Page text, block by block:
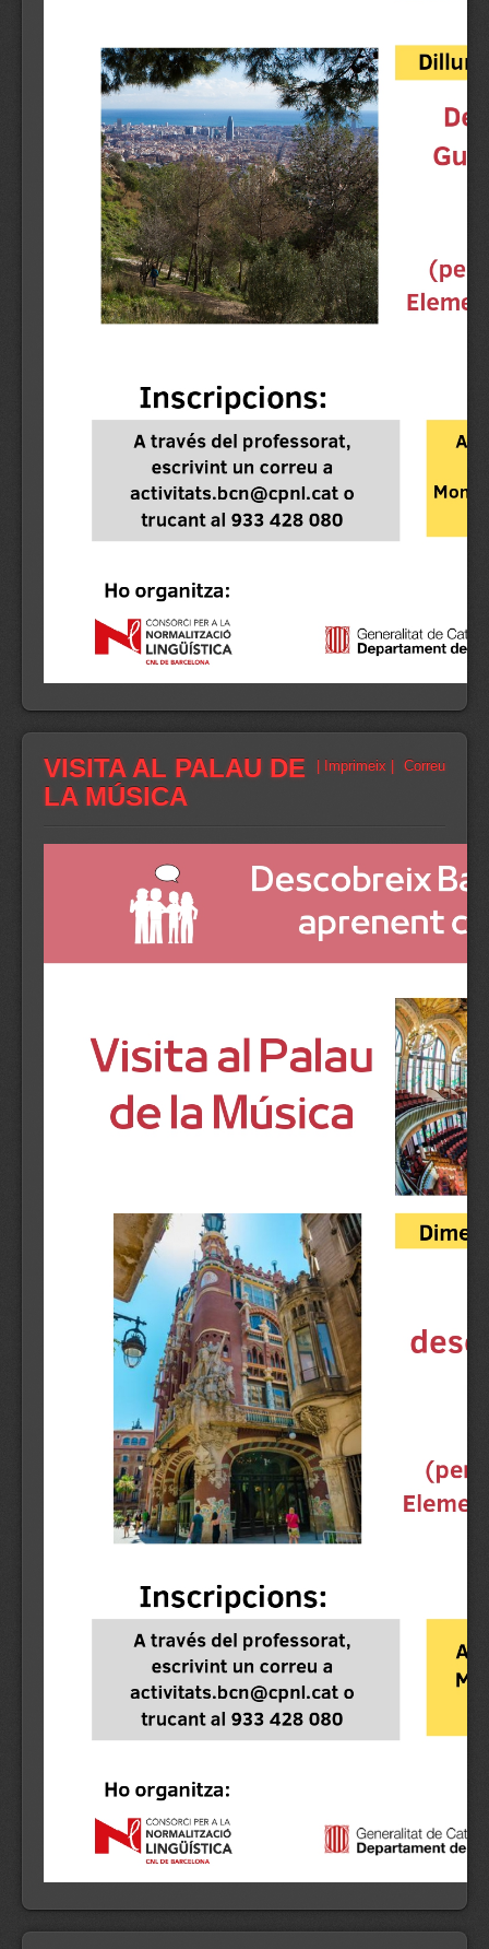
Correu
| Imprimeix |
VISITA AL PALAU DE
LA MÚSICA